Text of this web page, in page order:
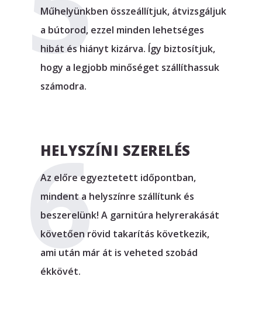
Műhelyünkben összeállítjuk, átvizsgáljuk
a bútorod, ezzel minden lehetséges
hibát és hiányt kizárva. Így biztosítjuk,
hogy a legjobb minőséget szállíthassuk
számodra.
HELYSZÍNI SZERELÉS
Az előre egyeztetett időpontban,
mindent a helyszínre szállítunk és
beszerelünk! A garnitúra helyrerakását
követően rövid takarítás következik,
ami után már át is veheted szobád
ékkövét.